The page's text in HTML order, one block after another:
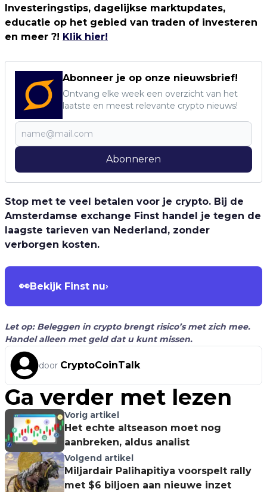
Investeringstips, dagelijkse marktupdates,
educatie op het gebied van traden of investeren
en meer ?! Klik hier!
Abonneer je op onze nieuwsbrief!
Ontvang elke week een overzicht van het
laatste en meest relevante crypto nieuws!
Abonneren
Stop met te veel betalen voor je crypto. Bij de
Amsterdamse exchange Finst handel je tegen de
laagste tarieven van Nederland, zonder
verborgen kosten.
👀Bekijk Finst nu›
Let op: Beleggen in crypto brengt risico’s met zich mee.
Handel alleen met geld dat u kunt missen.
door CryptoCoinTalk
Ga verder met lezen
Vorig artikel
Het echte altseason moet nog
aanbreken, aldus analist
Volgend artikel
Miljardair Palihapitiya voorspelt rally
met $6 biljoen aan nieuwe inzet